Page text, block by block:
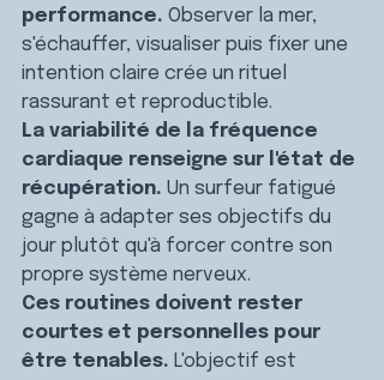
performance. Observer la mer,
s'échauffer, visualiser puis fixer une
intention claire crée un rituel
rassurant et reproductible.
La variabilité de la fréquence
cardiaque renseigne sur l'état de
récupération. Un surfeur fatigué
gagne à adapter ses objectifs du
jour plutôt qu'à forcer contre son
propre système nerveux.
Ces routines doivent rester
courtes et personnelles pour
être tenables. L'objectif est